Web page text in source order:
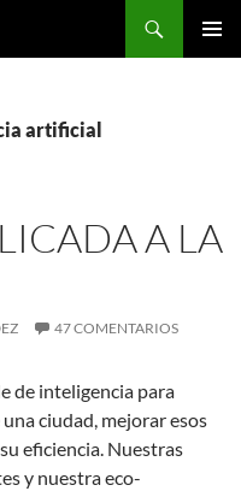
artificial
A LA
47 COMENTARIOS
de inteligencia para
ciudad, mejorar esos
eficiencia. Nuestras
y nuestra eco-